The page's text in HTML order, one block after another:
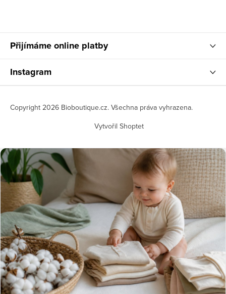
Přijímáme online platby
Instagram
Vytvořil Shoptet
Copyright 2026 Bioboutique.cz. Všechna práva vyhrazena.